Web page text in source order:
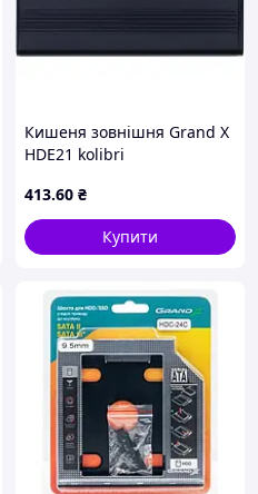
Кишеня зовнішня Grand X
HDE21 kolibri
413.60 ₴
Купити